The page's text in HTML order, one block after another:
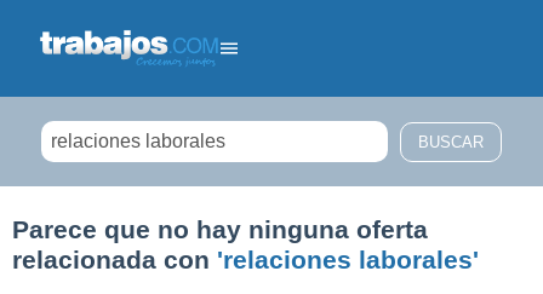
Parece que no hay ninguna oferta
relacionada con 'relaciones laborales'